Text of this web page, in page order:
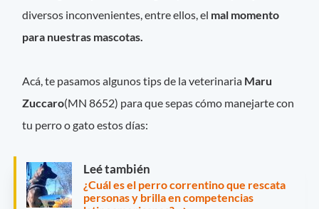
diversos inconvenientes, entre ellos, el mal momento
para nuestras mascotas.
Acá, te pasamos algunos tips de la veterinaria Maru
Zuccaro(MN 8652) para que sepas cómo manejarte con
tu perro o gato estos días:
Leé también
¿Cuál es el perro correntino que rescata
personas y brilla en competencias